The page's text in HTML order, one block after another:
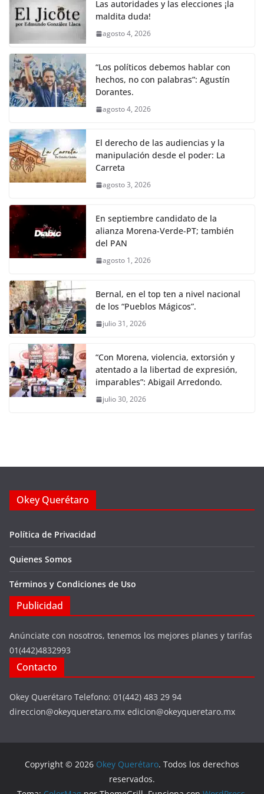
k
Las autoridades y las elecciones ¡la
maldita duda!
agosto 4, 2026
“Los políticos debemos hablar con
hechos, no con palabras”: Agustín
Dorantes.
agosto 4, 2026
El derecho de las audiencias y la
manipulación desde el poder: La
Carreta
agosto 3, 2026
En septiembre candidato de la
alianza Morena-Verde-PT; también
del PAN
agosto 1, 2026
Bernal, en el top ten a nivel nacional
de los “Pueblos Mágicos”.
julio 31, 2026
“Con Morena, violencia, extorsión y
atentado a la libertad de expresión,
imparables”: Abigail Arredondo.
julio 30, 2026
Okey Querétaro
Política de Privacidad
Quienes Somos
Términos y Condiciones de Uso
Publicidad
Anúnciate con nosotros, tenemos los mejores planes y tarifas
01(442)4832993
Contacto
Okey Querétaro Telefono: 01(442) 483 29 94
direccion@okeyqueretaro.mx edicion@okeyqueretaro.mx
Copyright © 2026 Okey Querétaro. Todos los derechos
reservados.